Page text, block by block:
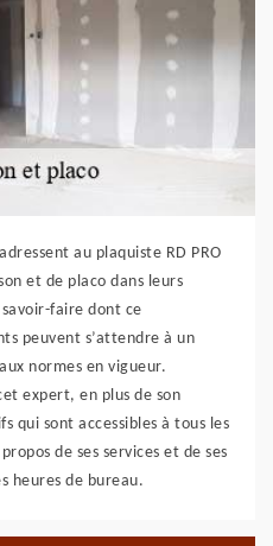
au plaquiste RD PRO
et de placo dans leurs
faire dont ce
peuvent s’attendre à un
normes en vigueur.
expert, en plus de son
qui sont accessibles à tous les
de ses services et de ses
heures de bureau.